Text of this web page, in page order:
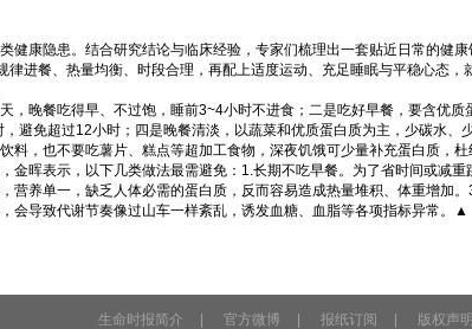
康隐患。结合研究结论与临床经验，专家们梳理出一套贴近日常的健康
进餐、热量均衡、时段合理，再配上适度运动、充足睡眠与平稳心态
，晚餐吃得早、不过饱，睡前3~4小时不进食；二是吃好早餐，要含优
避免超过12小时；四是晚餐清淡，以蔬菜和优质蛋白质为主，少碳水
，也不要吃薯片、糕点等超加工食物，深夜饥饿可少量补充蛋白质，杜
晖表示，以下几类做法最需避免：1.长期不吃早餐。为了省时间或减
营养单一，缺乏人体必需的蛋白质，反而容易造成热量堆积、体重增
会导致代谢节奏像过山车一样紊乱，诱发血糖、血脂等各项指标异常。▲
生命时报简介
官方微博 报纸订阅 版权声明